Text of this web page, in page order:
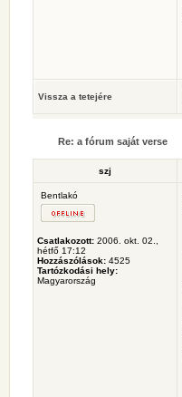
Vissza a tetejére
Re: a fórum saját verse
szj
Bentlakó
Csatlakozott: 2006. okt. 02.,
hétfő 17:12
Hozzászólások: 4525
Tartózkodási hely:
Magyarország